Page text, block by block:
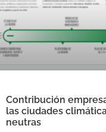
Contribución
las ciudades
neutras